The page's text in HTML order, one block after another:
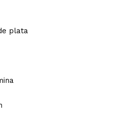
plata